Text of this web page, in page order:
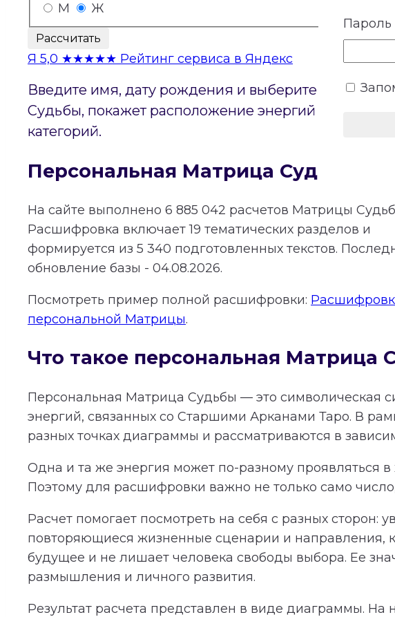
М
Ж
Рассчитать
Я 5,0 ★★★★★ Рейтинг сервиса в Яндекс
Введите имя, дату рождения и выберите пол.
Судьбы, покажет расположение энергий на
категорий.
Персональная Матрица Судьбы
На сайте выполнено 6 885 042 расчетов Матрицы
Расшифровка включает19 тематических разделов и
формируется из 5 340 подготовленных текстов.
обновление базы - 04.08.2026.
Посмотреть пример полной расшифровки:
персональной Матрицы.
Что такое персональная Матрица
Персональная Матрица Судьбы — это символическая
энергий, связанных со Старшими Арканами Таро. В
разных точках диаграммы и рассматриваются в
Одна и та же энергия может по-разному проявляться
Поэтому для расшифровки важно не только само
Расчет помогает посмотреть на себя с разных сторон:
повторяющиеся жизненные сценарии и направления,
будущее и не лишает человека свободы выбора. Ее
размышления и личного развития.
Результат расчета представлен в виде диаграммы.
Пароль